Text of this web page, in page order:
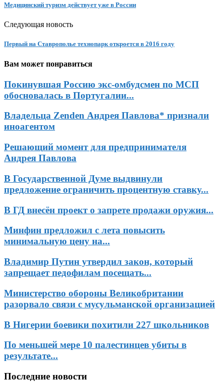
Медицинский туризм действует уже в России
Следующая новость
Первый на Ставрополье технопарк откроется в 2016 году
Вам может понравиться
Покинувшая Россию экс-омбудсмен по МСП
обосновалась в Португалии...
Владельца Zenden Андрея Павлова* признали
иноагентом
Решающий момент для предпринимателя
Андрея Павлова
В Государственной Думе выдвинули
предложение ограничить процентную ставку...
В ГД внесён проект о запрете продажи оружия...
Минфин предложил с лета повысить
минимальную цену на...
Владимир Путин утвердил закон, который
запрещает педофилам посещать...
Министерство обороны Великобритании
разорвало связи с мусульманской организацией
В Нигерии боевики похитили 227 школьников
По меньшей мере 10 палестинцев убиты в
результате...
Последние новости